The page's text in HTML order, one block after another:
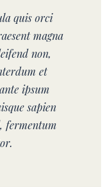
quis orci
magna
non,
et
ipsum
sapien
fermentum